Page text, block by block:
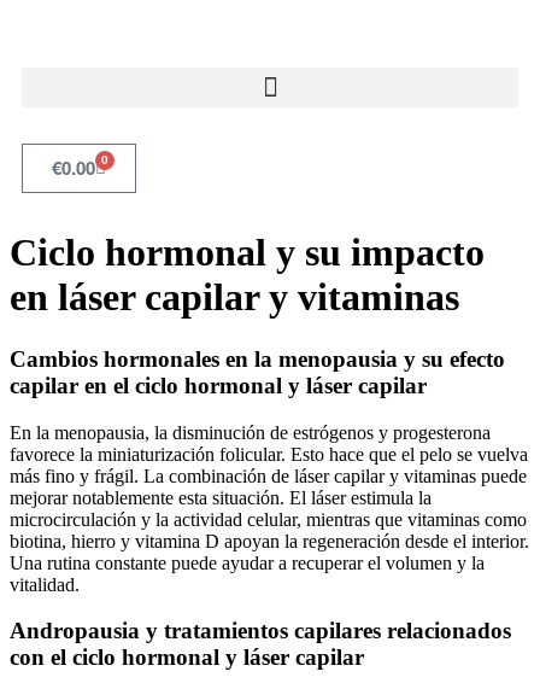
€0.00 0
Ciclo hormonal y su impacto
en láser capilar y vitaminas
Cambios hormonales en la menopausia y su efecto
capilar en el ciclo hormonal y láser capilar
En la menopausia, la disminución de estrógenos y progesterona
favorece la miniaturización folicular. Esto hace que el pelo se vuelva
más fino y frágil. La combinación de láser capilar y vitaminas puede
mejorar notablemente esta situación. El láser estimula la
microcirculación y la actividad celular, mientras que vitaminas como
biotina, hierro y vitamina D apoyan la regeneración desde el interior.
Una rutina constante puede ayudar a recuperar el volumen y la
vitalidad.
Andropausia y tratamientos capilares relacionados
con el ciclo hormonal y láser capilar